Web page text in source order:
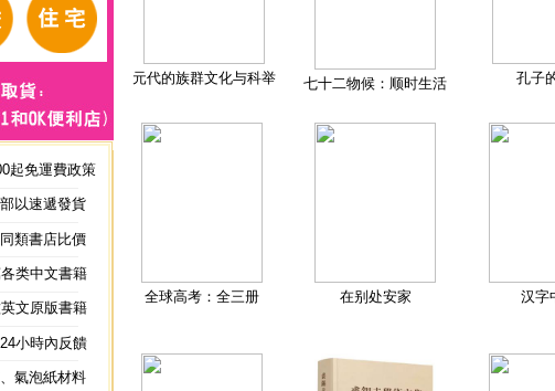
起免運費政策
以速遞發貨
類書店比價
类中文書籍
文原版書籍
小時內反饋
氣泡紙材料
元代的族群文化与科举 七十二物候：顺时生活 孔子
全球高考：全三册 在别处安家 汉字